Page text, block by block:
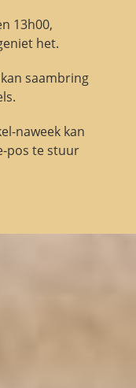
13h00,
het.
saambring
naweek kan
pos te stuur